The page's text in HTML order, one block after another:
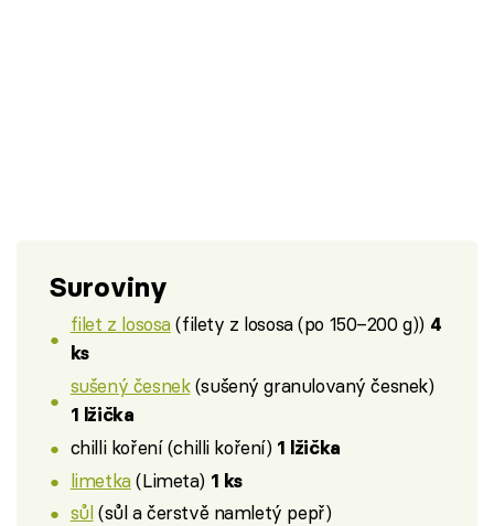
Suroviny
filet z lososa(filety z lososa (po 150–200 g)) 4
ks
sušený česnek(sušený granulovaný česnek)
1 lžička
chilli koření (chilli koření) 1 lžička
limetka(Limeta) 1 ks
sůl(sůl a čerstvě namletý pepř)